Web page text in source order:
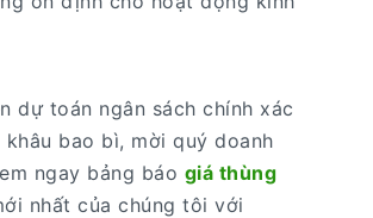
dự toán ngân sách chính xác
khâu bao bì, mời quý doanh
ngay bảng báo giá thùng
nhất của chúng tôi với